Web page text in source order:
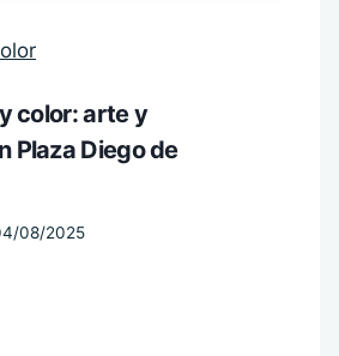
color: arte y
Plaza Diego de
08/2025